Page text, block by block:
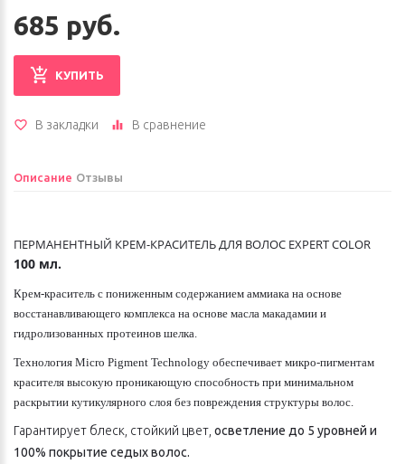
685 руб.
КУПИТЬ
В закладки В сравнение
Описание Отзывы
ПЕРМАНЕНТНЫЙ КРЕМ-КРАСИТЕЛЬ ДЛЯ ВОЛОС EXPERT COLOR
100 мл.
Крем-краситель с пониженным содержанием аммиака на основе
восстанавливающего комплекса на основе масла макадамии и
гидролизованных протеинов шелка.
Технология Micro Pigment Technology обеспечивает микро-пигментам
красителя высокую проникающую способность при минимальном
раскрытии кутикулярного слоя без повреждения структуры волос.
Гарантирует блеск, стойкий цвет, осветление до 5 уровней и
100% покрытие седых волос.